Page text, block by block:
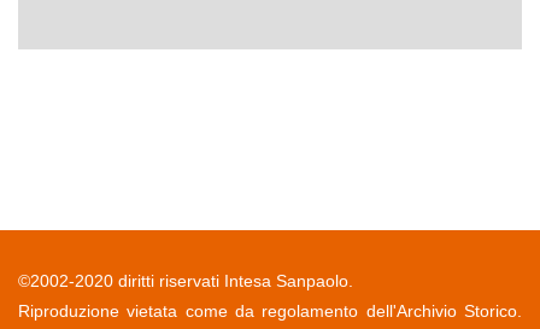
©2002-2020 diritti riservati Intesa Sanpaolo.
Riproduzione vietata come da regolamento dell'Archivio Storico.